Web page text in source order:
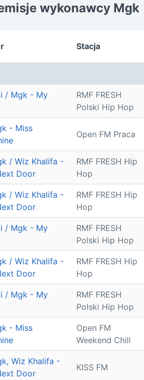
wykonawcy Mgk
Stacja
/ Mgk - My
RMF FRESH
Polski Hip Hop
- Miss
Open FM Praca
/ Wiz Khalifa -
Door
RMF FRESH Hip
Hop
/ Wiz Khalifa -
Door
RMF FRESH Hip
Hop
/ Mgk - My
RMF FRESH
Polski Hip Hop
/ Wiz Khalifa -
Door
RMF FRESH Hip
Hop
/ Mgk - My
RMF FRESH
Polski Hip Hop
- Miss
Open FM
Weekend Chill
Wiz Khalifa -
Door
KISS FM